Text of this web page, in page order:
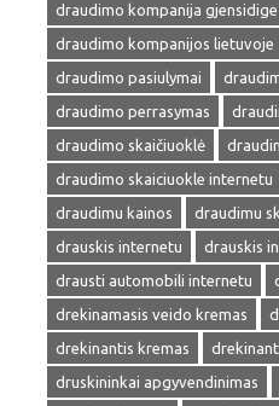
draudimo kompanija gjensidige
draudimo kompanijos lietuvoje
draudimo pasiulymai
draudimo perrasymas
draudimo skaičiuoklė
draudimo skaiciuokle internetu
draudimu kainos
draudimu
drauskis internetu
drauskis
drausti automobili internetu
drekinamasis veido kremas
drekinantis kremas
druskininkai apgyvendinimas